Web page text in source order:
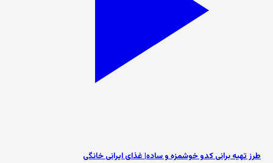
طرز تهیه برانی کدو خوشمزه و ساده| غذای ایرانی خانگی